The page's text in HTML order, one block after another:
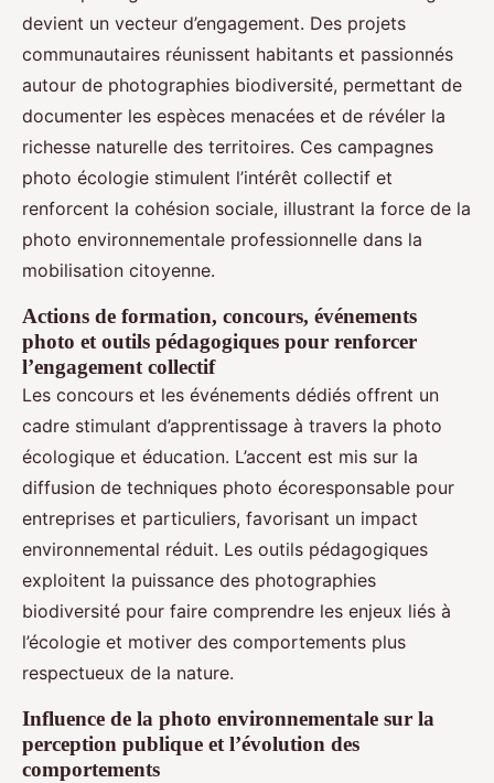
devient un vecteur d’engagement. Des projets
communautaires réunissent habitants et passionnés
autour de photographies biodiversité, permettant de
documenter les espèces menacées et de révéler la
richesse naturelle des territoires. Ces campagnes
photo écologie stimulent l’intérêt collectif et
renforcent la cohésion sociale, illustrant la force de la
photo environnementale professionnelle dans la
mobilisation citoyenne.
Actions de formation, concours, événements
photo et outils pédagogiques pour renforcer
l’engagement collectif
Les concours et les événements dédiés offrent un
cadre stimulant d’apprentissage à travers la photo
écologique et éducation. L’accent est mis sur la
diffusion de techniques photo écoresponsable pour
entreprises et particuliers, favorisant un impact
environnemental réduit. Les outils pédagogiques
exploitent la puissance des photographies
biodiversité pour faire comprendre les enjeux liés à
l’écologie et motiver des comportements plus
respectueux de la nature.
Influence de la photo environnementale sur la
perception publique et l’évolution des
comportements